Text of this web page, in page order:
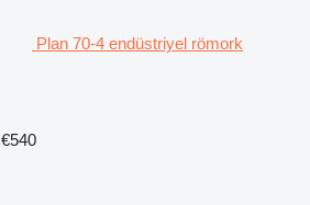
Plan 70-4 endüstriyel römork
€540